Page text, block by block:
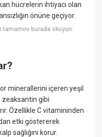
hücrelerin ihtiyacı olan
önüne geçiyor.
tamamını burada okuyun:
minerallerini içeren yeşil
zeaksantin gibi
Özellikle C vitamininden
etki göstererek
sağlığını korur.